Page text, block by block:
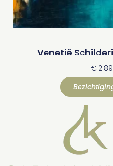
Venetië
€